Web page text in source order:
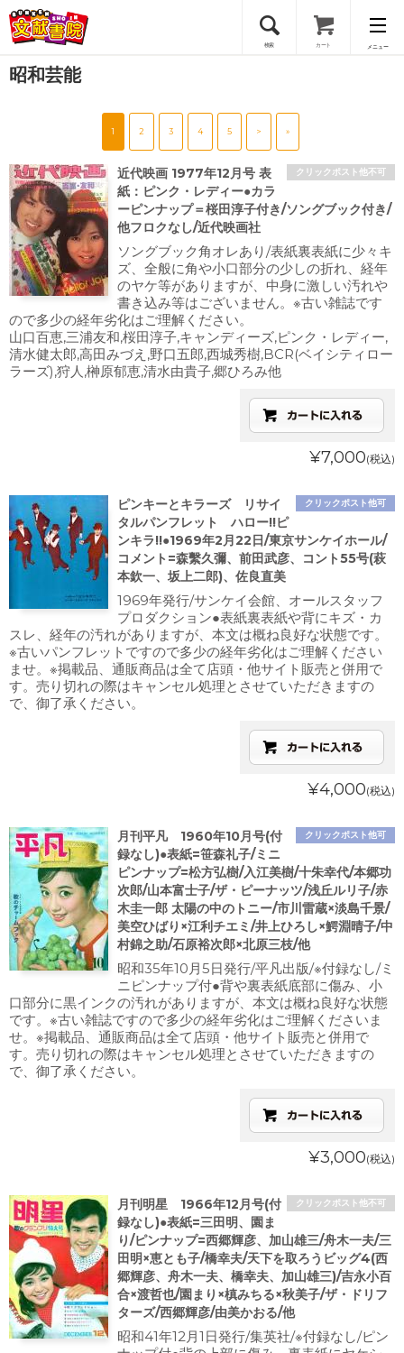
検索 カート メニュー
会員登録
昭和芸能
1 2 3 4 5 > »
クリックポスト他不可
近代映画 1977年12月号 表
紙：ピンク・レディー●カラ
ーピンナップ＝桜田淳子付き/ソングブック付き/
他フロクなし/近代映画社
ソングブック角オレあり/表紙裏表紙に少々キ
ズ、全般に角や小口部分の少しの折れ、経年
のヤケ等がありますが、中身に激しい汚れや
書き込み等はございません。※古い雑誌です
ので多少の経年劣化はご理解ください。
山口百恵,三浦友和,桜田淳子,キャンディーズ,ピンク・レディー,
清水健太郎,高田みづえ,野口五郎,西城秀樹,BCR(ベイシティロー
ラーズ),狩人,榊原郁恵,清水由貴子,郷ひろみ他
¥7,000(税込)
クリックポスト他可
ピンキーとキラーズ リサイ
タルパンフレット ハロー!!ピ
ンキラ!!●1969年2月22日/東京サンケイホール/
コメント=森繫久彌、前田武彦、コント55号(萩
本欽一、坂上二郎)、佐良直美
1969年発行/サンケイ会館、オールスタッフ
プロダクション●表紙裏表紙や背にキズ・カ
スレ、経年の汚れがありますが、本文は概ね良好な状態です。
※古いパンフレットですので多少の経年劣化はご理解ください
ませ。※掲載品、通販商品は全て店頭・他サイト販売と併用で
す。売り切れの際はキャンセル処理とさせていただきますの
で、御了承ください。
¥4,000(税込)
クリックポスト他可
月刊平凡 1960年10月号(付
録なし)●表紙=笹森礼子/ミニ
ピンナップ=松方弘樹/入江美樹/十朱幸代/本郷功
次郎/山本富士子/ザ・ピーナッツ/浅丘ルリ子/赤
木圭一郎 太陽の中のトニー/市川雷蔵×淡島千景/
美空ひばり×江利チエミ/井上ひろし×鰐淵晴子/中
村錦之助/石原裕次郎×北原三枝/他
昭和35年10月5日発行/平凡出版/※付録なし/ミ
ニピンナップ付●背や裏表紙底部に傷み、小
口部分に黒インクの汚れがありますが、本文は概ね良好な状態
です。※古い雑誌ですので多少の経年劣化はご理解くださいま
せ。※掲載品、通販商品は全て店頭・他サイト販売と併用で
す。売り切れの際はキャンセル処理とさせていただきますの
で、御了承ください。
¥3,000(税込)
クリックポスト他不可
月刊明星 1966年12月号(付
録なし)●表紙=三田明、園ま
り/ピンナップ=西郷輝彦、加山雄三/舟木一夫/三
田明×恵とも子/橋幸夫/天下を取ろうビッグ4(西
郷輝彦、舟木一夫、橋幸夫、加山雄三)/吉永小百
合×渡哲也/園まり×槙みちる×秋美子/ザ・ドリフ
ターズ/西郷輝彦/由美かおる/他
昭和41年12月1日発行/集英社/※付録なし/ピン